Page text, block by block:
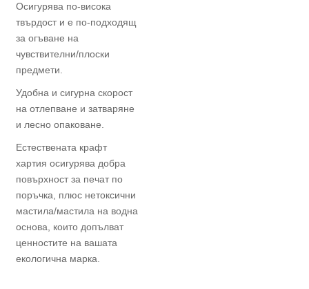
Осигурява по-висока
твърдост и е по-подходящ
за огъване на
чувствителни/плоски
предмети.
Удобна и сигурна скорост
на отлепване и затваряне
и лесно опаковане.
Естествената крафт
хартия осигурява добра
повърхност за печат по
поръчка, плюс нетоксични
мастила/мастила на водна
основа, които допълват
ценностите на вашата
екологична марка.